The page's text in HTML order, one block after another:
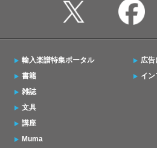
輸入楽譜特集ポータル
書籍
雑誌
文具
講座
Muma
広告
イン